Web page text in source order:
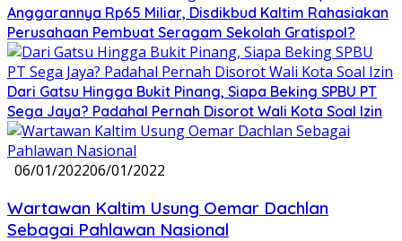
Anggarannya Rp65 Miliar, Disdikbud Kaltim Rahasiakan
Perusahaan Pembuat Seragam Sekolah Gratispol?
Dari Gatsu Hingga Bukit Pinang, Siapa Beking SPBU PT
Sega Jaya? Padahal Pernah Disorot Wali Kota Soal Izin
06/01/202206/01/2022
Wartawan Kaltim Usung Oemar Dachlan
Sebagai Pahlawan Nasional